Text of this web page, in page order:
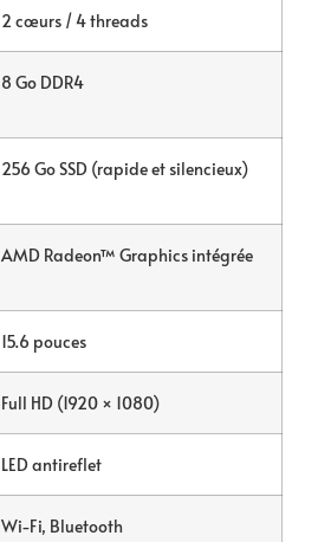
2 cœurs / 4 threads
8 Go DDR4
256 Go SSD (rapide et silencieux)
AMD Radeon™ Graphics intégrée
15.6 pouces
Full HD (1920 × 1080)
LED antireflet
Wi-Fi, Bluetooth